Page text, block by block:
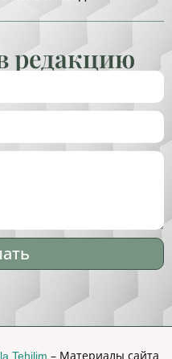
редакцию
Tehilim – Материалы сайта